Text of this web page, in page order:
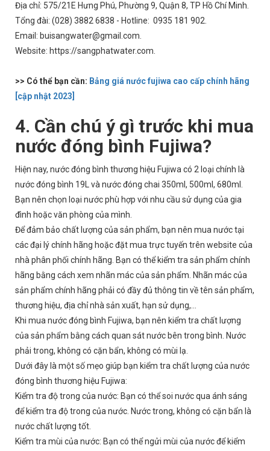
Địa chỉ: 575/21E Hưng Phú, Phường 9, Quận 8, TP Hồ Chí Minh.
Tổng đài: (028) 3882 6838 - Hotline: 0935 181 902.
Email: buisangwater@gmail.com.
Website: https://sangphatwater.com
>> Có thể bạn cần: Bảng giá nước fujiwa cao cấp chính hãng
[cập nhật 2023]
4. Cần chú ý gì trước khi mua
nước đóng bình Fujiwa?
Hiện nay, nước đóng bình thương hiệu Fujiwa có 2 loại chính là
nước đóng bình 19L và nước đóng chai 350ml, 500ml, 680ml.
Bạn nên chọn loại nước phù hợp với nhu cầu sử dụng của gia
đình hoặc văn phòng của mình.
Để đảm bảo chất lượng của sản phẩm, bạn nên mua nước tại
các đại lý chính hãng hoặc đặt mua trực tuyến trên website của
nhà phân phối chính hãng. Bạn có thể kiểm tra sản phẩm chính
hãng bằng cách xem nhãn mác của sản phẩm. Nhãn mác của
sản phẩm chính hãng phải có đầy đủ thông tin về tên sản phẩm,
thương hiệu, địa chỉ nhà sản xuất, hạn sử dụng,...
Khi mua nước đóng bình Fujiwa, bạn nên kiểm tra chất lượng
của sản phẩm bằng cách quan sát nước bên trong bình. Nước
phải trong, không có cặn bẩn, không có mùi lạ.
Dưới đây là một số mẹo giúp bạn kiểm tra chất lượng của nước
đóng bình thương hiệu Fujiwa:
Kiểm tra độ trong của nước: Bạn có thể soi nước qua ánh sáng
để kiểm tra độ trong của nước. Nước trong, không có cặn bẩn là
nước chất lượng tốt.
Kiểm tra mùi của nước: Bạn có thể ngửi mùi của nước để kiểm